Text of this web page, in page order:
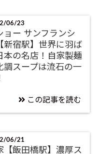
06/23
ョー サンフランシ
新宿駅】世界に羽ば
本の名店！自家製麺
調スープは流石の一
この記事を読む
06/21
【飯田橋駅】濃厚ス